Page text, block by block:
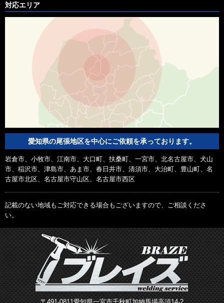
対応エリア
愛知県の尾張地区を中心にご依頼を承っております。
岩倉市、小牧市、江南市、大口町、扶桑町、一宮市、北名古屋市、犬山
市、稲沢市、津島市、あま市、春日井市、清須市、大治町、豊山町、名
古屋市北区、名古屋市守山区、名古屋市西区
記載のない地域もご対応できる場合もございますので、ご相談くださ
い。